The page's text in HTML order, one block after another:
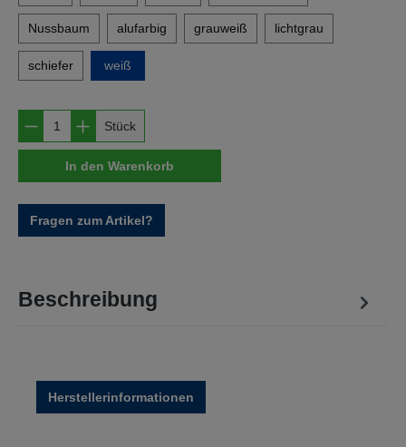
Nussbaum alufarbig grauweiß lichtgrau
schiefer weiß
Produkt Anzahl: Gib den gewünschten
Stück
In den Warenkorb
Fragen zum Artikel?
Beschreibung
Herstellerinformationen